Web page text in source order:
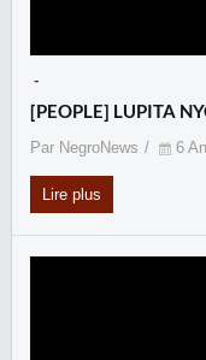
-
[PEOPLE] LUPITA
Par NegroNews 6
Lire plus